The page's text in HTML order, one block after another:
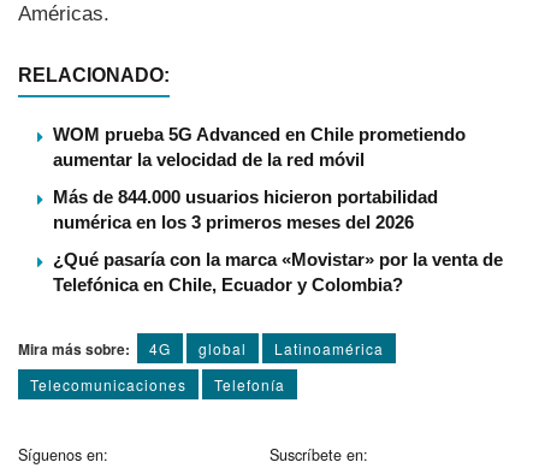
Américas.
RELACIONADO:
WOM prueba 5G Advanced en Chile prometiendo
aumentar la velocidad de la red móvil
Más de 844.000 usuarios hicieron portabilidad
numérica en los 3 primeros meses del 2026
¿Qué pasaría con la marca «Movistar» por la venta de
Telefónica en Chile, Ecuador y Colombia?
Mira más sobre: 4G global
Latinoamérica
Telecomunicaciones
Telefoní­a
Síguenos en: Suscríbete en: